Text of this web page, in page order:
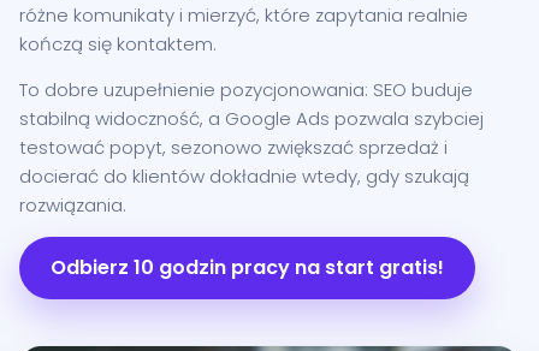
różne komunikaty i mierzyć, które zapytania realnie
kończą się kontaktem.
To dobre uzupełnienie pozycjonowania: SEO buduje
stabilną widoczność, a Google Ads pozwala szybciej
testować popyt, sezonowo zwiększać sprzedaż i
docierać do klientów dokładnie wtedy, gdy szukają
rozwiązania.
Odbierz 10 godzin pracy na start gratis!